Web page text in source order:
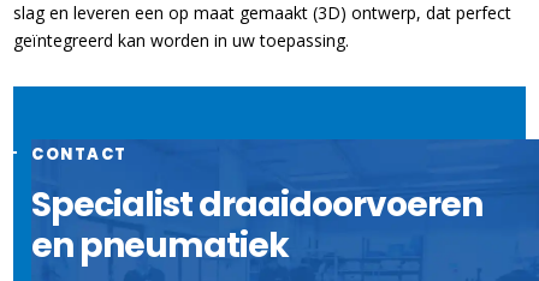
slag en leveren een op maat gemaakt (3D) ontwerp, dat perfect
geïntegreerd kan worden in uw toepassing.
CONTACT
Specialist draaidoorvoeren
en pneumatiek